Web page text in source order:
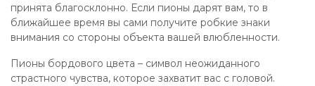
принята благосклонно. Если пионы дарят вам, то в
ближайшее время вы сами получите робкие знаки
внимания со стороны объекта вашей влюбленности.
Пионы бордового цвета – символ неожиданного
страстного чувства, которое захватит вас с головой.